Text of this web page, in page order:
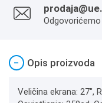
− Opis proizvoda
Veličina ekrana: 27",